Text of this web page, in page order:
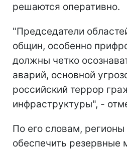
решаются оперативно.
"Председатели
общин, особенно
должны четко
аварий, основной
российский террор
инфраструктуры", -
По его словам,
обеспечить резервные